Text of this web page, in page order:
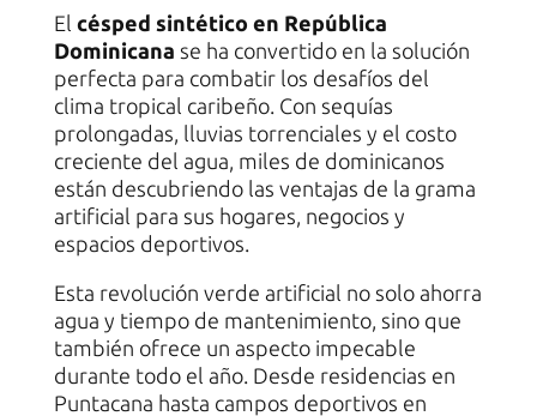
El césped sintético en República
Dominicana se ha convertido en la solución
perfecta para combatir los desafíos del
clima tropical caribeño. Con sequías
prolongadas, lluvias torrenciales y el costo
creciente del agua, miles de dominicanos
están descubriendo las ventajas de la grama
artificial para sus hogares, negocios y
espacios deportivos.
Esta revolución verde artificial no solo ahorra
agua y tiempo de mantenimiento, sino que
también ofrece un aspecto impecable
durante todo el año. Desde residencias en
Puntacana hasta campos deportivos en